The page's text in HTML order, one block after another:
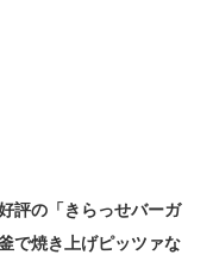
評の「きらっせバーガ
で焼き上げピッツァな